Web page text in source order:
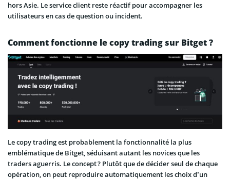
hors Asie. Le service client reste réactif pour accompagner les
utilisateurs en cas de question ou incident.
Comment fonctionne le copy trading sur Bitget ?
Le copy trading est probablement la fonctionnalité la plus
emblématique de Bitget, séduisant autant les novices que les
traders aguerris. Le concept ? Plutôt que de décider seul de chaque
opération, on peut reproduire automatiquement les choix d’un